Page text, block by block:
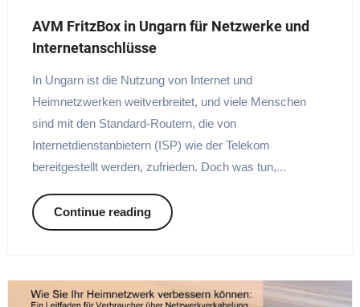
AVM FritzBox in Ungarn für Netzwerke und
Internetanschlüsse
In Ungarn ist die Nutzung von Internet und
Heimnetzwerken weitverbreitet, und viele Menschen
sind mit den Standard-Routern, die von
Internetdienstanbietern (ISP) wie der Telekom
bereitgestellt werden, zufrieden. Doch was tun,...
Continue reading